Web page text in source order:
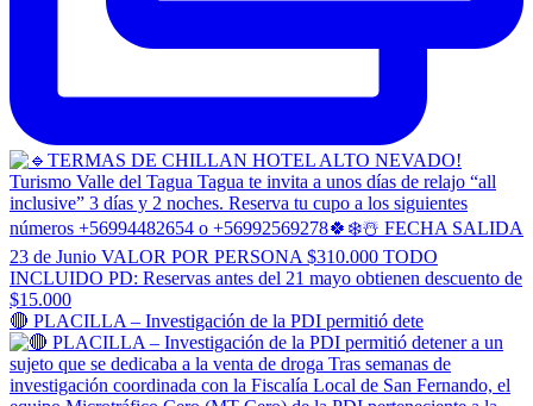
🔴 PLACILLA – Investigación de la PDI permitió dete